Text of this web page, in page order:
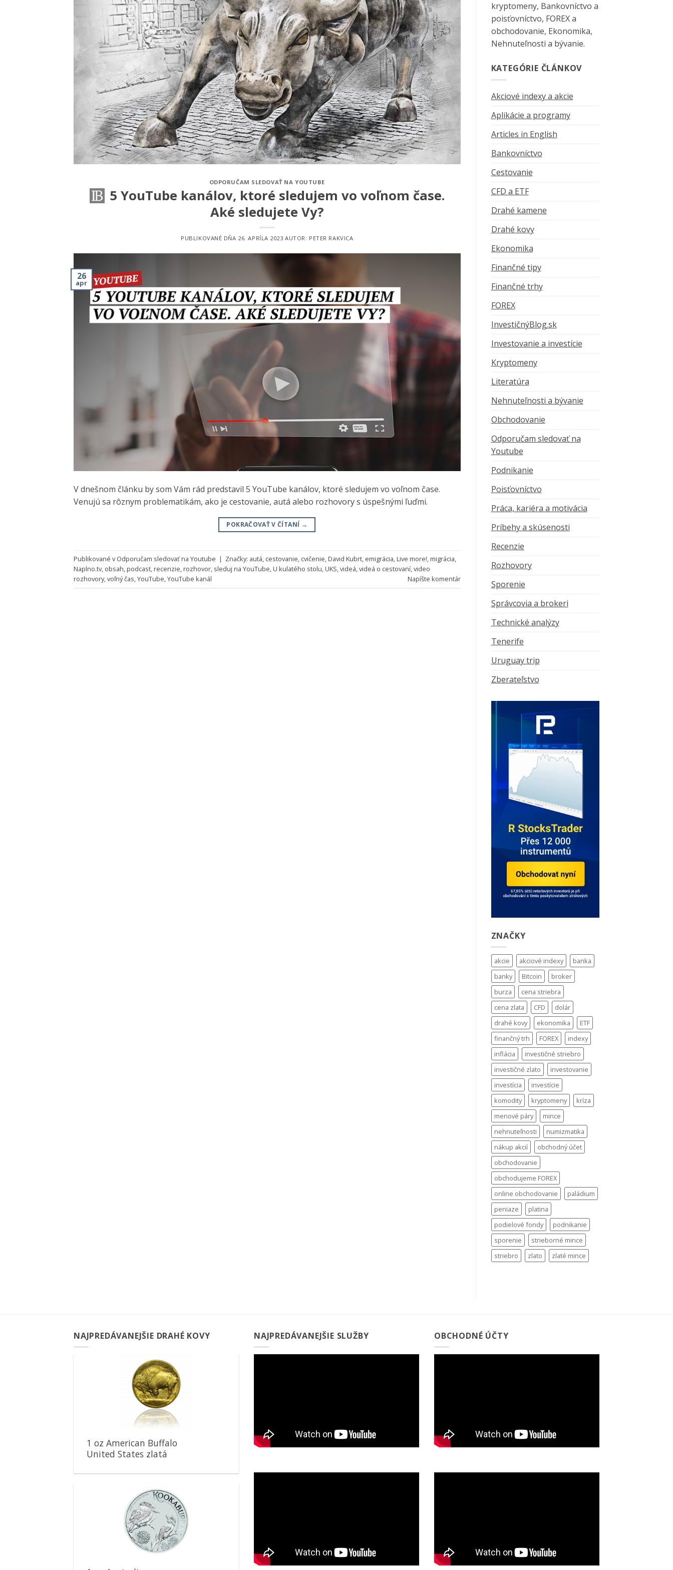
ODPORUČAM SLEDOVAŤ NA YOUTUBE
5 YouTube kanálov, ktoré sledujem vo voľnom čase.
Aké sledujete Vy?
PUBLIKOVANÉ DŇA 26. APRÍLA 2023 AUTOR: PETER RAKVICA
26
apr
V dnešnom článku by som Vám rád predstavil 5 YouTube kanálov, ktoré sledujem vo voľnom čase.
Venujú sa rôznym problematikám, ako je cestovanie, autá alebo rozhovory s úspešnými ľuďmi.
POKRAČOVAŤ V ČÍTANÍ →
Publikované vOdporučam sledovať na Youtube | Značky: autá, cestovanie, cvičenie,David Kubrt, emigrácia,Live more!,migrácia,
Naplno.tv, obsah,podcast,recenzie,rozhovor, sleduj na YouTube,U kulatého stolu,UKS,videá,videá o cestovaní,video
rozhovory,voľný čas,YouTube,YouTube kanál Napíšte komentár
kryptomeny, Bankovníctvo a
poisťovníctvo, FOREX a
obchodovanie, Ekonomika,
Nehnuteľnosti a bývanie.
KATEGÓRIE ČLÁNKOV
Akciové indexy a akcie
Aplikácie a programy
Articles in English
Bankovníctvo
Cestovanie
CFD a ETF
Drahé kamene
Drahé kovy
Ekonomika
Finančné tipy
Finančné trhy
FOREX
InvestičnýBlog.sk
Investovanie a investície
Kryptomeny
Literatúra
Nehnuteľnosti a bývanie
Obchodovanie
Odporučam sledovať na
Youtube
Podnikanie
Poisťovníctvo
Práca, kariéra a motivácia
Príbehy a skúsenosti
Recenzie
Rozhovory
Sporenie
Správcovia a brokeri
Technické analýzy
Tenerife
Uruguay trip
Zberateľstvo
ZNAČKY
akcie akciové indexy
banka
banky
Bitcoin
broker
burza
cena striebra
cena zlata
CFD
dolár
drahé kovy
ekonomika
ETF
finančný trh
FOREX
indexy
inflácia
investičné striebro
investičné zlato
investovanie
investícia
investície
komodity
kryptomeny
kríza
menové páry
mince
nehnuteľnosti
numizmatika
nákup akcií
obchodný účet
obchodovanie
obchodujeme FOREX
online obchodovanie
paládium
peniaze
platina
podielové fondy
podnikanie
sporenie
strieborné mince
striebro
zlato zlaté mince
NAJPREDÁVANEJŠIE DRAHÉ KOVY
Pridať k
obľúbeným
1 oz American Buffalo
United States zlatá
Pridať k
obľúbeným
NAJPREDÁVANEJŠIE SLUŽBY OBCHODNÉ ÚČTY